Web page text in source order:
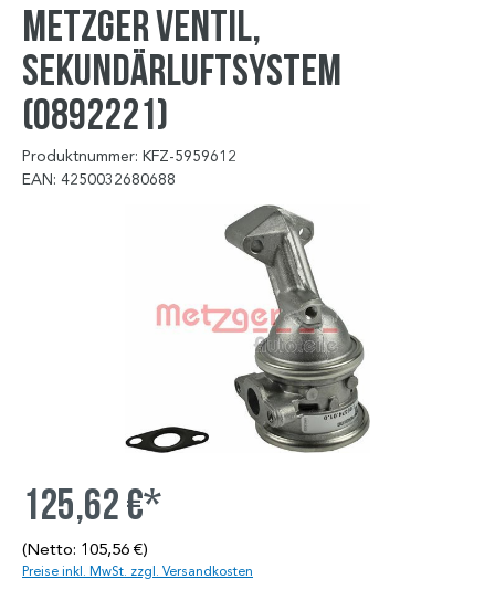
METZGER Ventil,
Sekundärluftsystem
(0892221)
Produktnummer: KFZ-5959612
EAN: 4250032680688
125,62 €*
(Netto: 105,56 €)
Preise inkl. MwSt. zzgl. Versandkosten